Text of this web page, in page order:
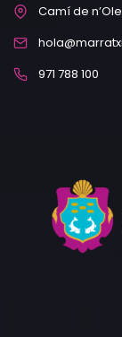
Camí de
971 788 100